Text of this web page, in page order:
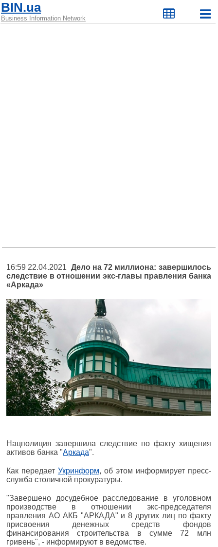
BIN.ua
Business Information Network
16:59 22.04.2021 Дело на 72 миллиона: завершилось
следствие в отношении экс-главы правления банка
«Аркада»
Нацполиция завершила следствие по факту хищения
активов банка "Аркада".
Как передает Укринформ, об этом информирует пресс-
служба столичной прокуратуры.
"Завершено досудебное расследование в уголовном
производстве в отношении экс-председателя
правления АО АКБ "АРКАДА" и 8 других лиц по факту
присвоения денежных средств фондов
финансирования строительства в сумме 72 млн
гривень", - информируют в ведомстве.